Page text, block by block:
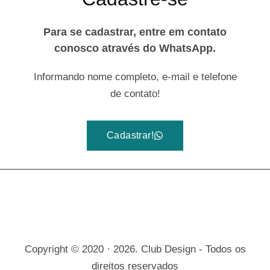
Para se cadastrar, entre em contato
conosco através do WhatsApp.
Informando nome completo, e-mail e telefone
de contato!
Cadastrar!
Copyright © 2020 · 2026. Club Design - Todos os
direitos reservados